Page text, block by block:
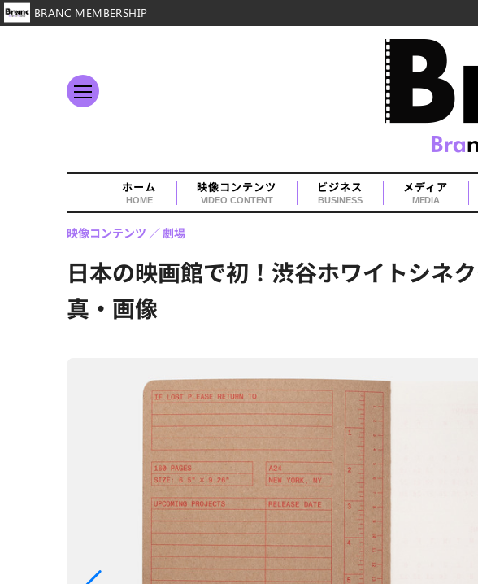
ホーム
HOME
映像コンテンツ
VIDEO CONTENT
ビジネス
BUSINESS
メディア
MEDIA
日本の映画館で初！渋谷ホワイトシネ
真・画像
映像コンテンツ 劇場
BRANC MEMBERSHIP